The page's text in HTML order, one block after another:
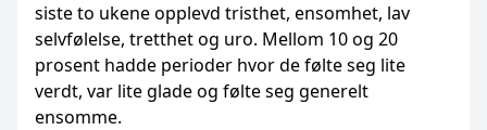
siste to ukene opplevd tristhet, ensomhet, lav
selvfølelse, tretthet og uro. Mellom 10 og 20
prosent hadde perioder hvor de følte seg lite
verdt, var lite glade og følte seg generelt
ensomme.